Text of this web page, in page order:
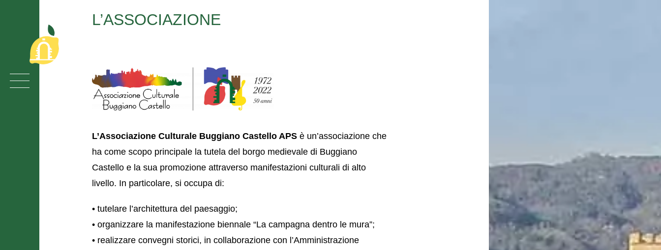
L’ASSOCIAZIONE
L’Associazione Culturale Buggiano Castello APS è un’associazione che
ha come scopo principale la tutela del borgo medievale di Buggiano
Castello e la sua promozione attraverso manifestazioni culturali di alto
livello. In particolare, si occupa di:
• tutelare l’architettura del paesaggio;
• organizzare la manifestazione biennale “La campagna dentro le mura”;
• realizzare convegni storici, in collaborazione con l’Amministrazione